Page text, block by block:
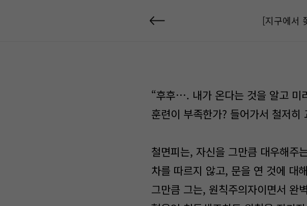
[지구에서
“후후…. 내가 온다는 것을 알고 미
훈련이 부족한가? 들어가서 철저히
철면피는, 자신을 그만큼 대우해주
차를 따르지 않고, 문을 연 것에 대
그만큼 그는, 원칙주의자이면서 완